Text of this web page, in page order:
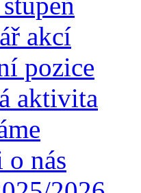
akcí
pozice
aktivita
o nás